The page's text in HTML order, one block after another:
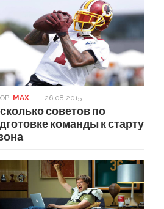
MAX - 26.08.2015
советов по
команды к старту